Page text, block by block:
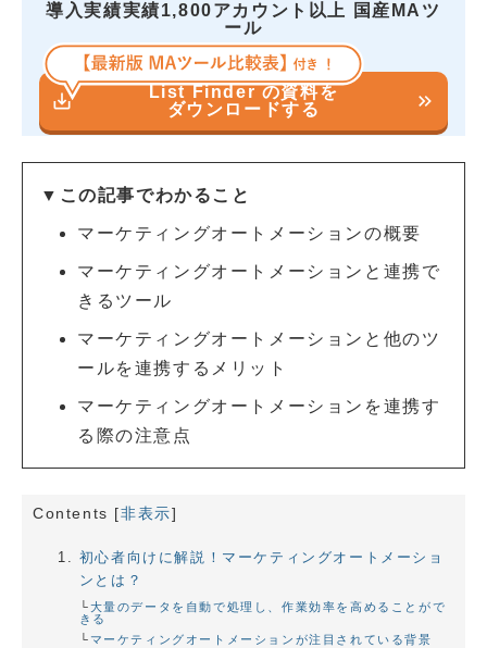
導入実績実績1,800アカウント以上 国産MAツ
ール
save_alt
List Finder の資料を
ダウンロードする
keyboard_double_arrow_right
▼この記事でわかること
マーケティングオートメーションの概要
マーケティングオートメーションと連携で
きるツール
マーケティングオートメーションと他のツ
ールを連携するメリット
マーケティングオートメーションを連携す
る際の注意点
Contents [非表示]
初心者向けに解説！マーケティングオートメーショ
ンとは？
大量のデータを自動で処理し、作業効率を高めることがで
きる
マーケティングオートメーションが注目されている背景